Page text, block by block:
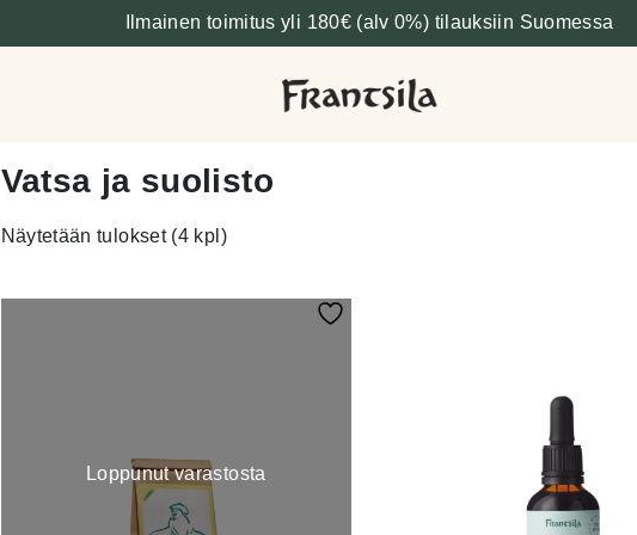
Ilmainen toimitus yli 180€ (alv 0%) tilauksiin Suomessa
Vatsa ja suolisto
Näytetään tulokset (4 kpl)
Loppunut varastosta